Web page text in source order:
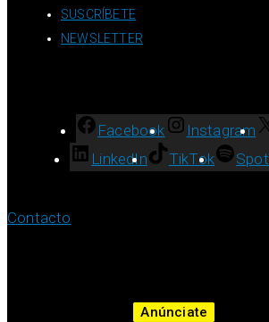
SUSCRÍBETE
NEWSLETTER
Facebook Instagram
LinkedIn
TikTok
Contacto
Anúnciate